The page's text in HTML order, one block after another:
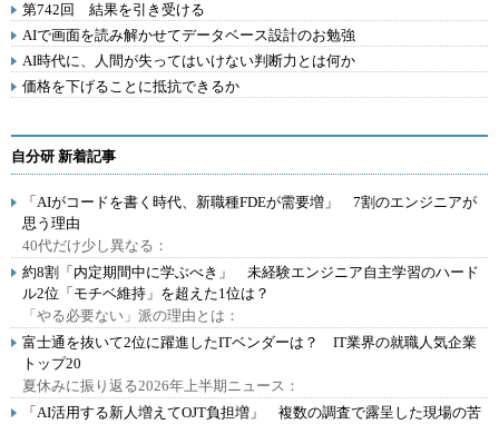
第742回 結果を引き受ける
AIで画面を読み解かせてデータベース設計のお勉強
AI時代に、人間が失ってはいけない判断力とは何か
価格を下げることに抵抗できるか
自分研 新着記事
「AIがコードを書く時代、新職種FDEが需要増」 7割のエンジニアが
思う理由
40代だけ少し異なる：
約8割「内定期間中に学ぶべき」 未経験エンジニア自主学習のハード
ル2位「モチベ維持」を超えた1位は？
「やる必要ない」派の理由とは：
富士通を抜いて2位に躍進したITベンダーは？ IT業界の就職人気企業
トップ20
夏休みに振り返る2026年上半期ニュース：
「AI活用する新人増えてOJT負担増」 複数の調査で露呈した現場の苦